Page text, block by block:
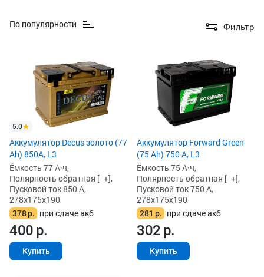
По популярности Фильтр
5.0
Аккумулятор Decus золото (77
Ah) 850А, L3
Ёмкость 77 А·ч,
Полярность обратная [- +],
Пусковой ток 850 А,
278x175x190
378р. при сдаче акб
400р.
Купить
Аккумулятор Forward Green
(75 Ah) 750 А, L3
Ёмкость 75 А·ч,
Полярность обратная [- +],
Пусковой ток 750 А,
278x175x190
281 р. при сдаче акб
302р.
Купить